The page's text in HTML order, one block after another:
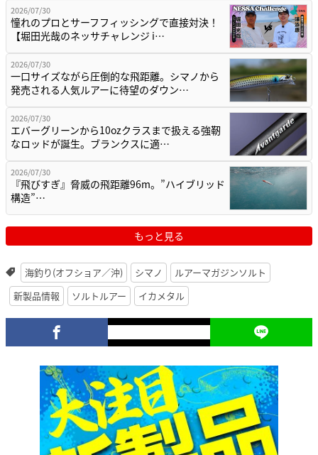
2026/07/30
憧れのプロとサーフフィッシングで直接対決！
【堀田光哉のネッサチャレンジ i…
2026/07/30
一口サイズながら圧倒的な飛距離。シマノから
発売される人気ルアーに待望のダウン…
2026/07/30
エバーグリーンから10ozクラスまで扱える強靭
なロッドが誕生。ブランクスに適…
2026/07/30
『飛びすぎ』脅威の飛距離96m。”ハイブリッド
構造”…
もっと見る
海釣り(オフショア／沖) シマノ
ルアーマガジンソルト
新製品情報
ソルトルアー イカメタル